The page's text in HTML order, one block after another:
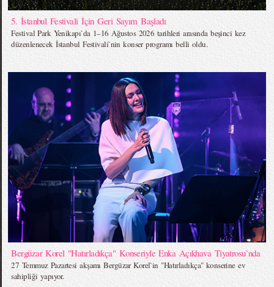
5. İstanbul Festivali İçin Geri Sayım Başladı
Festival Park Yenikapı`da 1–16 Ağustos 2026 tarihleri arasında beşinci kez
düzenlenecek İstanbul Festivali`nin konser programı belli oldu.
Bergüzar Korel "Hatırladıkça" Konseriyle Enka Açıkhava Tiyatrosu`nda
27 Temmuz Pazartesi akşamı Bergüzar Korel`in "Hatırladıkça" konserine ev
sahipliği yapıyor.